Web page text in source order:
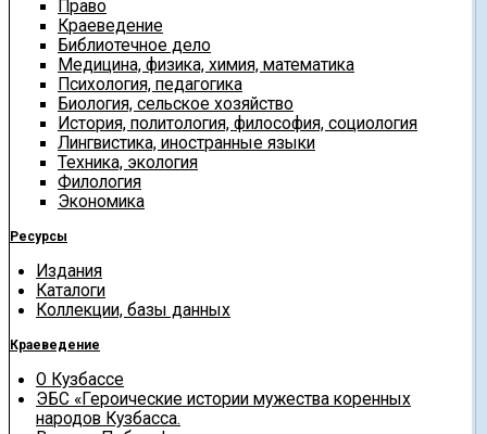
Право
Краеведение
Библиотечное дело
Медицина, физика, химия, математика
Психология, педагогика
Биология, сельское хозяйство
История, политология, философия, социология
Лингвистика, иностранные языки
Техника, экология
Филология
Экономика
Ресурсы
Издания
Каталоги
Коллекции, базы данных
Краеведение
О Кузбассе
ЭБС «Героические истории мужества коренных
народов Кузбасса.